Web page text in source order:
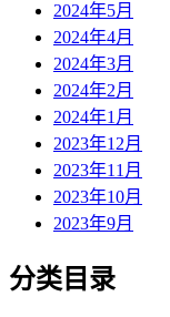
2024年5月
2024年4月
2024年3月
2024年2月
2024年1月
2023年12月
2023年11月
2023年10月
2023年9月
分类目录